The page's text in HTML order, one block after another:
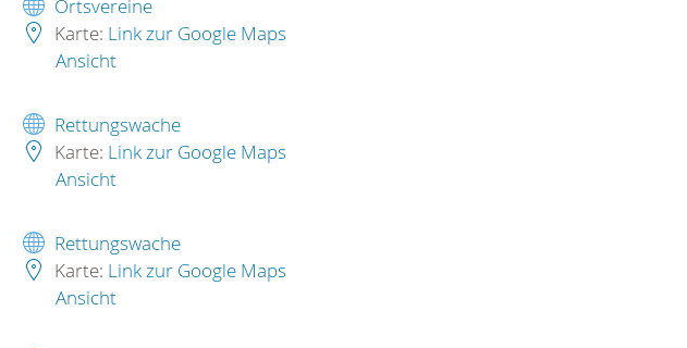
Ortsvereine
Karte: Link zur Google Maps
Ansicht
Rettungswache
Karte: Link zur Google Maps
Ansicht
Rettungswache
Karte: Link zur Google Maps
Ansicht